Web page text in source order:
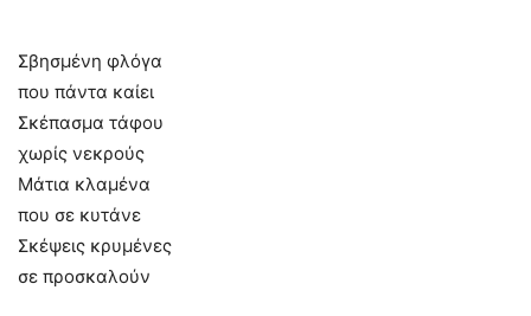
Σβησμένη φλόγα
που πάντα καίει
Σκέπασμα τάφου
χωρίς νεκρούς
Μάτια κλαμένα
που σε κυτάνε
Σκέψεις κρυμένες
σε προσκαλούν